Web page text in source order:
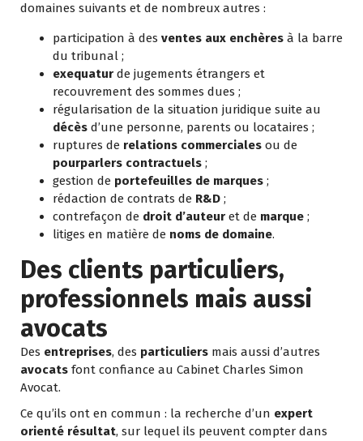
domaines suivants et de nombreux autres :
participation à des ventes aux enchères à la barre
du tribunal ;
exequatur de jugements étrangers et
recouvrement des sommes dues ;
régularisation de la situation juridique suite au
décès d’une personne, parents ou locataires ;
ruptures de relations commerciales ou de
pourparlers contractuels ;
gestion de portefeuilles de marques ;
rédaction de contrats de R&D ;
contrefaçon de droit d’auteur et de marque ;
litiges en matière de noms de domaine.
Des clients particuliers,
professionnels mais aussi
avocats
Des entreprises, des particuliers mais aussi d’autres
avocats font confiance au Cabinet Charles Simon
Avocat.
Ce qu’ils ont en commun : la recherche d’un expert
orienté résultat, sur lequel ils peuvent compter dans